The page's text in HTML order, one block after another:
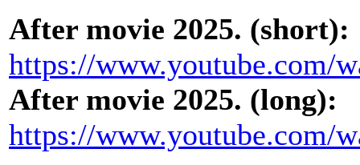
After movie 2025. (short):
https://www.youtube.com/
After movie 2025. (long):
https://www.youtube.com/